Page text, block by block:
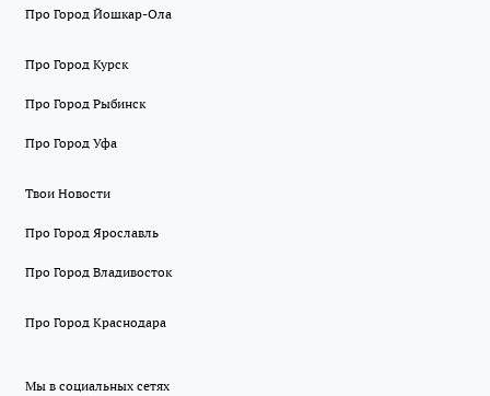
Про Город Йошкар-Ола
Про Город Курск
Про Город Рыбинск
Про Город Уфа
Твои Новости
Про Город Ярославль
Про Город Владивосток
Про Город Краснодара
Мы в социальных сетях